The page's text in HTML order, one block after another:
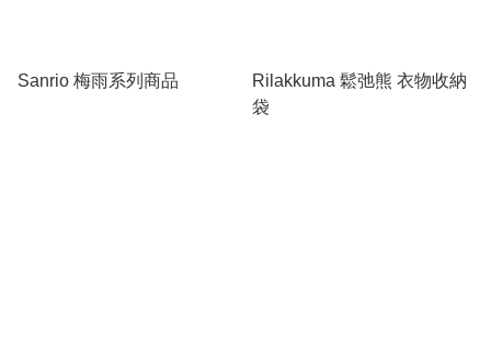
Sanrio 梅雨系列商品
Rilakkuma 鬆弛熊 衣物收納
袋